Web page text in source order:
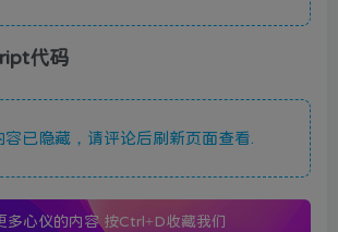
代码
容已隐藏，请评论后刷新页面查看.
多心仪的内容按Ctrl+D收藏我们